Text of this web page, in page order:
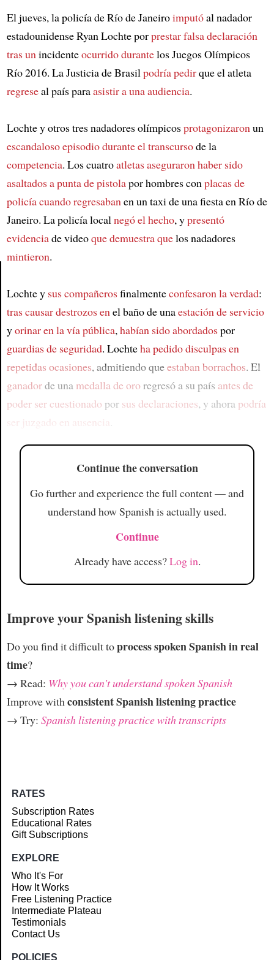
Article
El jueves, la policía de Río de Janeiroimputóal nadador
estadounidense Ryan Lochte porprestar falsa declaración
tras unincidenteocurrido durantelos Juegos Olímpicos
Río 2016. La Justicia de Brasilpodría pedirque el atleta
regreseal país paraasistir a una audiencia.
Lochte y otros tres nadadores olímpicosprotagonizaronun
escandaloso episodiodurante el transcursode la
competencia. Los cuatroatletasaseguraron haber sido
asaltadosa punta de pistolapor hombres conplacas de
policíacuando regresabanen un taxi de una fiesta en Río de
Janeiro. La policía localnegó el hecho, ypresentó
evidenciade videoque demuestra quelos nadadores
mintieron.
Lochte y sus compañerosfinalmenteconfesaron la verdad:
tras causar destrozos enel baño de unaestación de servicio
yorinar en la vía pública,habían sido abordadospor
guardias de seguridad. Lochteha pedido disculpasen
repetidas ocasiones, admitiendo queestaban borrachos. El
ganadorde una medalla de ororegresó a su país antes de
poder ser cuestionado por sus declaraciones, y ahora podría
ser juzgado en ausencia
Continue the conversation
Go further and experience the full content — and
understand how Spanish is actually used.
Continue
Already have access?Log in.
Improve your Spanish listening skills
Do you find it difficult toprocess spoken Spanish in real
time?
→ Read: Why you can't understand spoken Spanish
Improve with consistent Spanish listening practice
→ Try: Spanish listening practice with transcripts
RATES
Subscription Rates
Educational Rates
Gift Subscriptions
EXPLORE
Who It's For
How It Works
Free Listening Practice
Intermediate Plateau
Testimonials
Contact Us
POLICIES